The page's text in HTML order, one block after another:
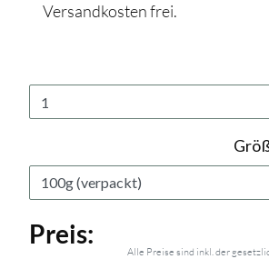
Versandkosten frei.
Preis:
Alle Preise sind inkl. der